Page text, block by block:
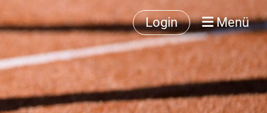
Login Menü